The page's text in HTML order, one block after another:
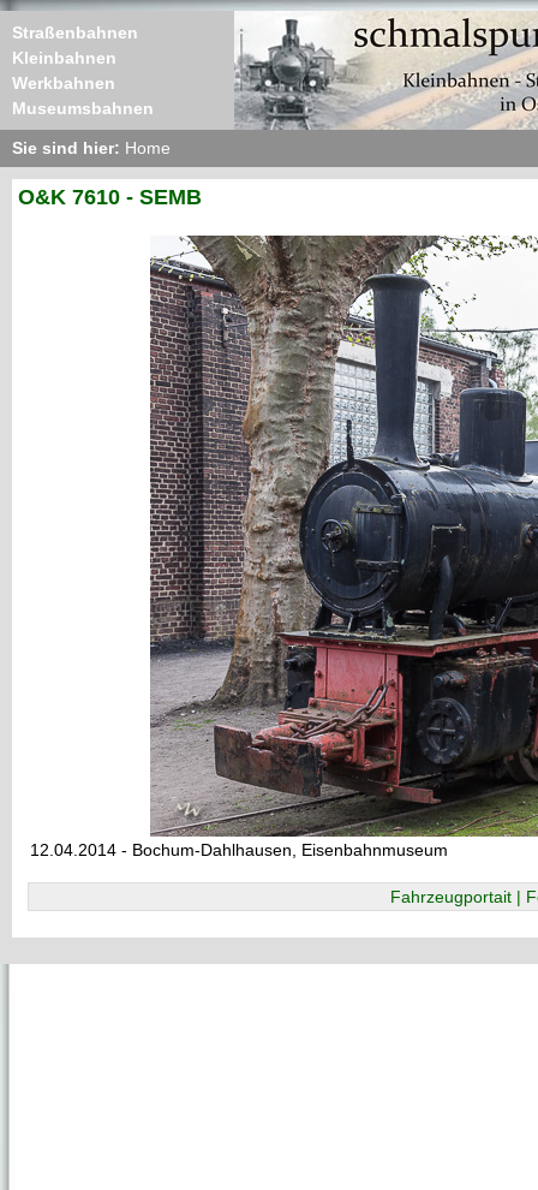
Straßenbahnen
Kleinbahnen
Werkbahnen
Museumsbahnen
Sie sind hier: Home
O&K 7610 - SEMB
12.04.2014 - Bochum-Dahlhausen, Eisenbahnmuseum
Fahrzeugportait |